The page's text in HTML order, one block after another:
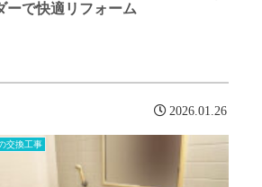
ーで快適リフォーム
2026.01.26
交換工事